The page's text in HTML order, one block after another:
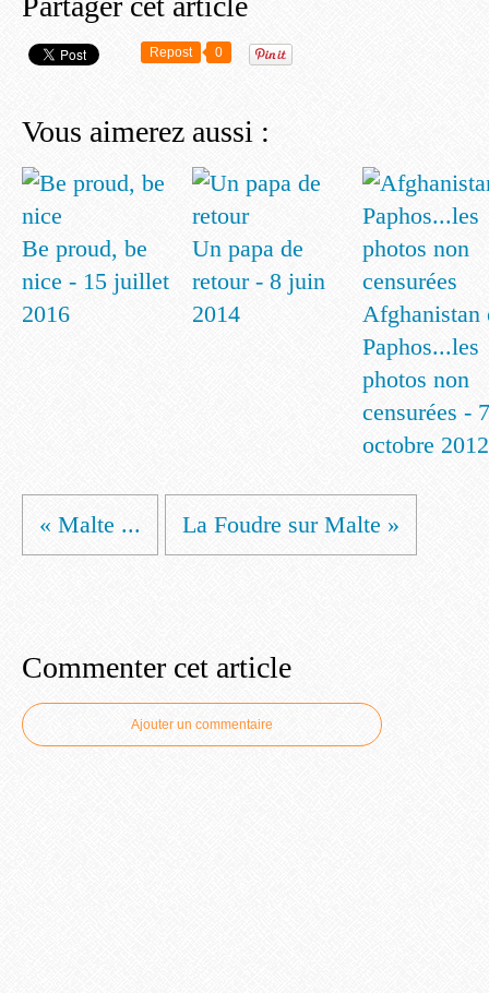
Repost 0
Vous aimerez aussi :
Be proud, be
nice - 15 juillet
2016
Un papa de
retour - 8 juin
2014
Afghanistan
Paphos...les
photos non
censurées - 7
octobre 2012
« Malte ... La Foudre sur Malte »
Commenter cet article
Ajouter un commentaire